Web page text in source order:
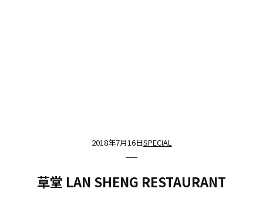
2018年7月16日SPECIAL
草堂 LAN SHENG RESTAURANT